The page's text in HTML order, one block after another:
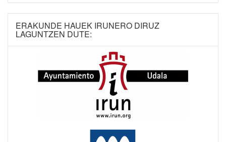
ERAKUNDE HAUEK IRUNERO DIRUZ
LAGUNTZEN DUTE: